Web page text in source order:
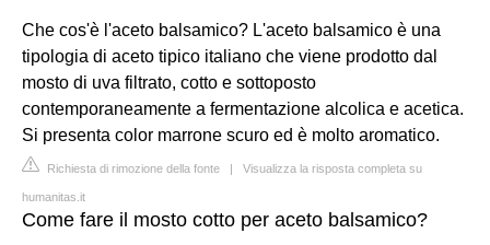
Che cos'è l'aceto balsamico? L'aceto balsamico è una
tipologia di aceto tipico italiano che viene prodotto dal
mosto di uva filtrato, cotto e sottoposto
contemporaneamente a fermentazione alcolica e acetica.
Si presenta color marrone scuro ed è molto aromatico.
Richiesta di rimozione della fonte | Visualizza la risposta completa su
humanitas.it
Come fare il mosto cotto per aceto balsamico?